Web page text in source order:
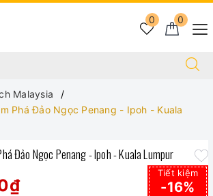
0
0
Malaysia
Phá Đảo Ngọc Penang - Ipoh - Kuala
Đảo Ngọc Penang - Ipoh - Kuala Lumpur
Tiết kiệm
-16%